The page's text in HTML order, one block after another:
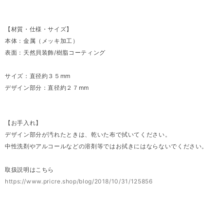
【材質・仕様・サイズ】
本体：金属（メッキ加工）
表面：天然貝装飾/樹脂コーティング
サイズ：直径約３５mm
デザイン部分：直径約２７mm
【お手入れ】
デザイン部分が汚れたときは、乾いた布で拭いてください。
中性洗剤やアルコールなどの溶剤等ではお拭きにはならないでください。
取扱説明はこちら
https://www.pricre.shop/blog/2018/10/31/125856